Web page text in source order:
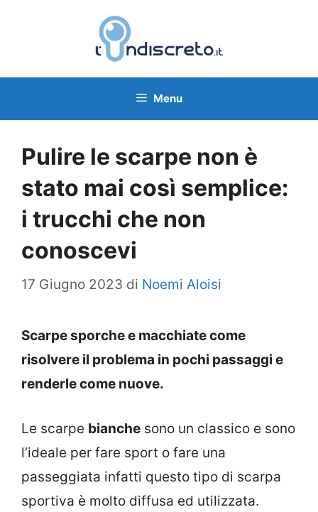
Menu
Pulire le scarpe non è
stato mai così semplice:
i trucchi che non
conoscevi
17 Giugno 2023 di Noemi Aloisi
Scarpe sporche e macchiate come
risolvere il problema in pochi passaggi e
renderle come nuove.
Le scarpe bianche sono un classico e sono
l’ideale per fare sport o fare una
passeggiata infatti questo tipo di scarpa
sportiva è molto diffusa ed utilizzata.